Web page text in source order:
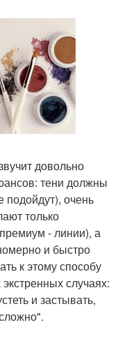
довольно
тени должны
подойдут), очень
только
- линии), а
и быстро
к этому способу
случаях:
и застывать,